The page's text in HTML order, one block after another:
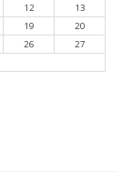
12
13
19
20
26
27